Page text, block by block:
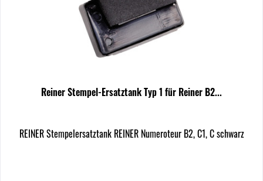
Reiner Stempel-Ersatztank Typ 1 für Reiner B2...
REINER Stempelersatztank REINER Numeroteur B2, C1, C schwarz